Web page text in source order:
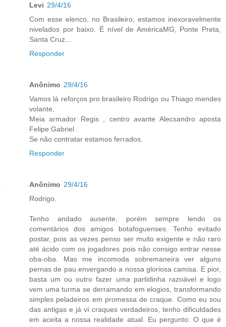
Levi 29/4/16
Com esse elenco, no Brasileiro, estamos inexoravelmente
nivelados por baixo. É nível de AméricaMG, Ponte Preta,
Santa Cruz...
Responder
Anônimo 29/4/16
Vamos lá reforços pro brasileiro Rodrigo ou Thiago mendes
volante,
Meia armador Regis , centro avante Alecsandro aposta
Felipe Gabriel .
Se não contratar estamos ferrados.
Responder
Anônimo 29/4/16
Rodrigo.
Tenho andado ausente, porém sempre lendo os
comentários dos amigos botafoguenses. Tenho evitado
postar, pois as vezes penso ser muito exigente e não raro
até ácido com os jogadores pois não consigo entrar nesse
oba-oba. Mas me incomoda sobremaneira ver alguns
pernas de pau envergando a nossa gloriosa camisa. E pior,
basta um ou outro fazer uma partidinha razoável e logo
vem uma turma se derramando em elogios, transformando
simples peladeiros em promessa de craque. Como eu sou
das antigas e já ví craques verdadeiros, tenho dificuldades
em aceita a nossa realidade atual. Eu pergunto: O que é